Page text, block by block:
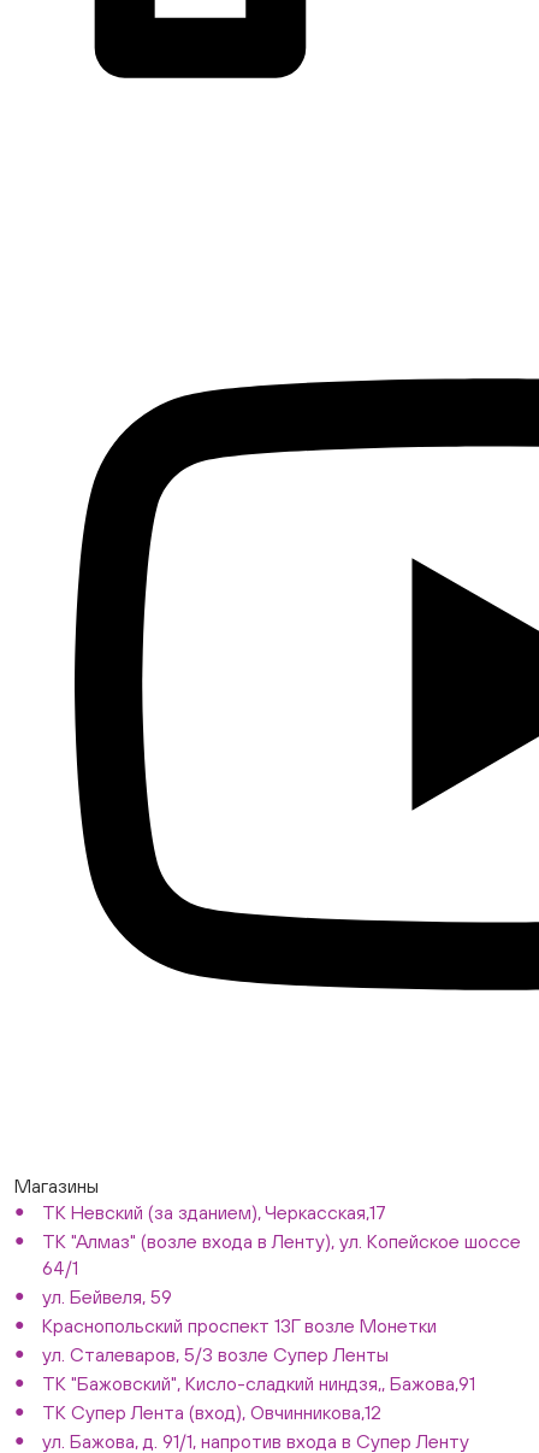
Магазины
ТК Невский (за зданием), Черкасская,17
ТК "Алмаз" (возле входа в Ленту), ул. Копейское шоссе
64/1
ул. Бейвеля, 59
Краснопольский проспект 13Г возле Монетки
ул. Сталеваров, 5/3 возле Супер Ленты
ТК "Бажовский", Кисло-сладкий ниндзя,, Бажова,91
ТК Супер Лента (вход), Овчинникова,12
ул. Бажова, д. 91/1, напротив входа в Супер Ленту